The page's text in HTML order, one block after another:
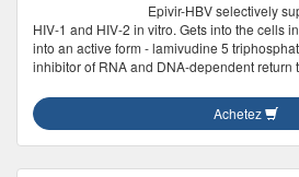
Epivir-HBV selectively
HIV-1 and HIV-2 in vitro. Gets into the cells
into an active form - lamivudine 5
inhibitor of RNA and DNA-dependent return
Achetez